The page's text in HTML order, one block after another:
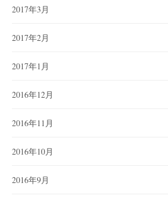
2017年3月
2017年2月
2017年1月
2016年12月
2016年11月
2016年10月
2016年9月